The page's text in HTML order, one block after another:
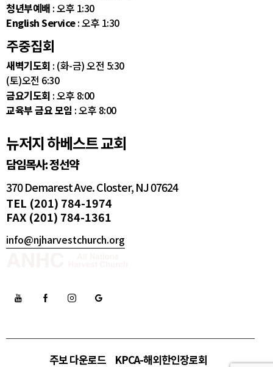
청년부예배 : 오후 1:30
English Service: 오후 1:30
주중집회
새벽기도회 : (화-금) 오전 5:30
(토)오전 6:30
금요기도회 : 오후 8:00
교육부 금요 모임 : 오후 8:00
뉴저지 하베스트 교회
담임목사: 정선약
370 Demarest Ave. Closter, NJ 07624
TEL (201) 784-1974
FAX (201) 784-1361
info@njharvestchurch.org
주보 다운로드 KPCA-해외한인장로회